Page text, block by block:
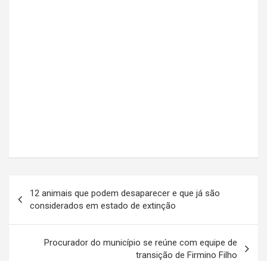
de
Post
12 animais que podem desaparecer e que já são
considerados em estado de extinção
Procurador do município se reúne com equipe de
transição de Firmino Filho